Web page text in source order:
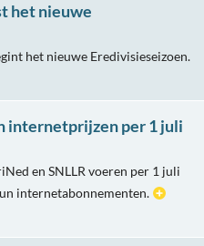
het nieuwe
het nieuwe Eredivisieseizoen.
internetprijzen per 1 juli
en SNLLR voeren per 1 juli
internetabonnementen.